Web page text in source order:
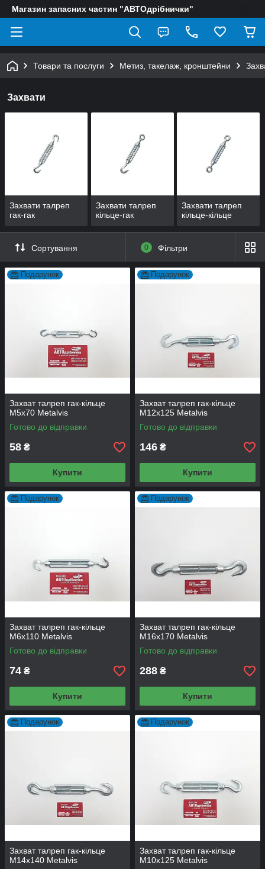
Магазин запасних частин "АВТОдрібнички"
Товари та послуги Метиз, такелаж, кронштейни
Захвати
Захвати талреп
гак-гак
Захвати талреп
кільце-гак
Захвати талреп
кільце-кільце
Сортування 0 Фільтри
Подарунок
Захват талреп гак-кільце
М5х70 Metalvis
Готово до відправки
58 ₴
Купити
Подарунок
Захват талреп гак-кільце
М12х125 Metalvis
Готово до відправки
146 ₴
Купити
Подарунок
Захват талреп гак-кільце
М6х110 Metalvis
Готово до відправки
74 ₴
Купити
Подарунок
Захват талреп гак-кільце
М16х170 Metalvis
Готово до відправки
288 ₴
Купити
Подарунок
Захват талреп гак-кільце
М14х140 Metalvis
Подарунок
Захват талреп гак-кільце
М10х125 Metalvis